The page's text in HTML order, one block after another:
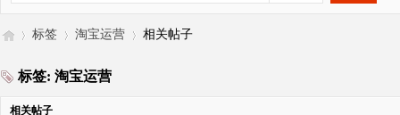
开›
标签 淘宝运营 相关帖子
标签: 淘宝运营
相关帖子